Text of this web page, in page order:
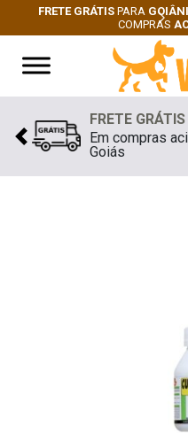
FRETE GRÁTIS PARA
COMPRAS
FRETE GRÁTIS
Em compras
Goiás
Previous